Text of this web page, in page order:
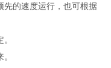
先的速度运行，也可根据